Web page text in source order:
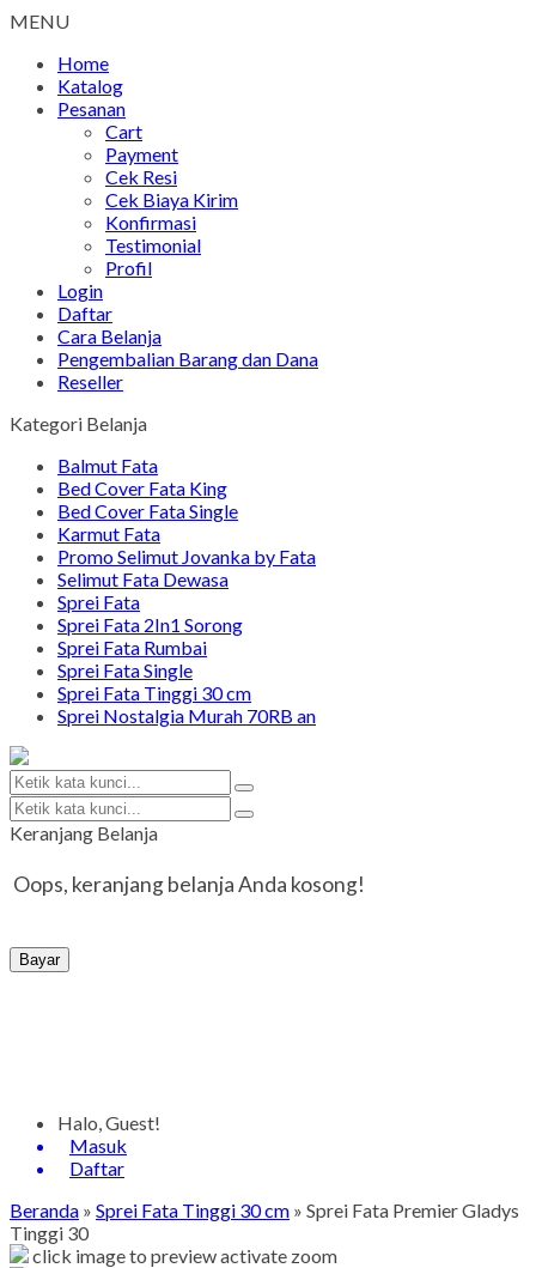
MENU
Home
Katalog
Pesanan
Cart
Payment
Cek Resi
Cek Biaya Kirim
Konfirmasi
Testimonial
Profil
Login
Daftar
Cara Belanja
Pengembalian Barang dan Dana
Reseller
Kategori Belanja
Balmut Fata
Bed Cover Fata King
Bed Cover Fata Single
Karmut Fata
Promo Selimut Jovanka by Fata
Selimut Fata Dewasa
Sprei Fata
Sprei Fata 2In1 Sorong
Sprei Fata Rumbai
Sprei Fata Single
Sprei Fata Tinggi 30 cm
Sprei Nostalgia Murah 70RB an
Keranjang Belanja
Oops, keranjang belanja Anda kosong!
Bayar
Halo, Guest!
Masuk
Daftar
Beranda » Sprei Fata Tinggi 30 cm » Sprei Fata Premier Gladys
Tinggi 30
click image to previewactivate zoom